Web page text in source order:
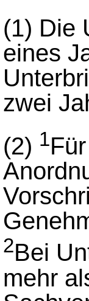
(1) Die
eines
zwei
(2) 1
2Bei
mehr